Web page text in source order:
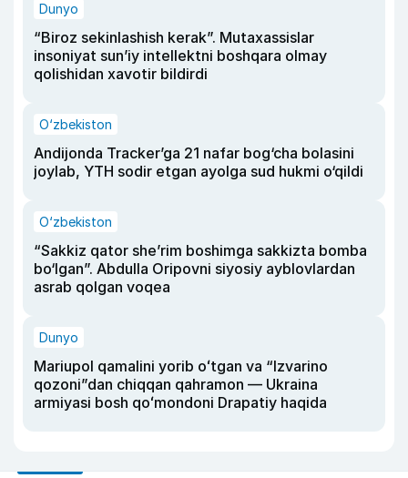
Dunyo
“Biroz sekinlashish kerak”. Mutaxassislar
insoniyat sun’iy intellektni boshqara olmay
qolishidan xavotir bildirdi
O‘zbekiston
Andijonda Tracker’ga 21 nafar bog‘cha bolasini
joylab, YTH sodir etgan ayolga sud hukmi o‘qildi
O‘zbekiston
“Sakkiz qator she’rim boshimga sakkizta bomba
bo‘lgan”. Abdulla Oripovni siyosiy ayblovlardan
asrab qolgan voqea
Dunyo
Mariupol qamalini yorib oʻtgan va “Izvarino
qozoni”dan chiqqan qahramon — Ukraina
armiyasi bosh qoʻmondoni Drapatiy haqida